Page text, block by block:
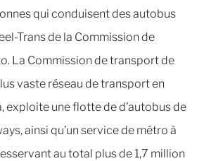
qui conduisent des autobus
Trans de la Commission de
La Commission de transport de
vaste réseau de transport en
exploite une flotte de d’autobus de
ainsi qu’un service de métro à
au total plus de 1,7 million